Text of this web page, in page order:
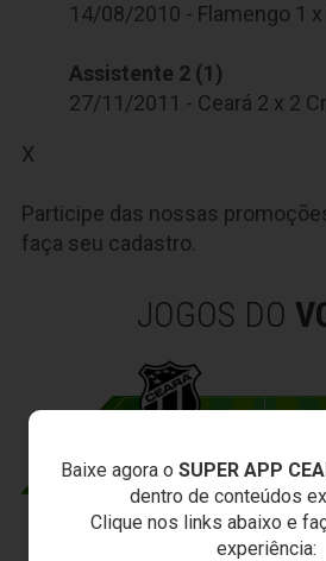
Baixe agora o SUPER APP
dentro de conteúdos
Clique nos links abaixo e
experiência:
14/08/2010 - Flamengo 1 x
Assistente 2 (1)
27/11/2011 - Ceará 2 x 2
X
Participe das nossas
faça seu cadastro.
JOGOS DO
CEARÁ X